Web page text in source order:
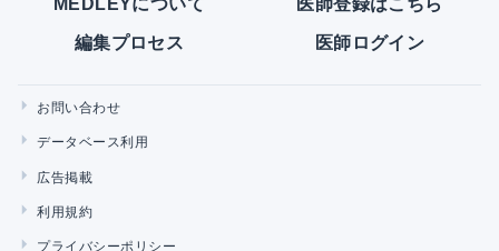
MEDLEYについて 医師登録はこちら
編集プロセス 医師ログイン
お問い合わせ
データベース利用
広告掲載
利用規約
プライバシーポリシー